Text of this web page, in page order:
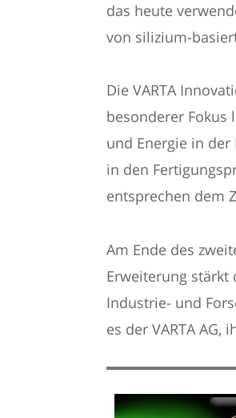
das heute
von silizium-
Die VARTA
besonderer Fokus
und Energie in
in den
entsprechen dem
Am Ende des
Erweiterung stärkt
Industrie- und
es der VARTA